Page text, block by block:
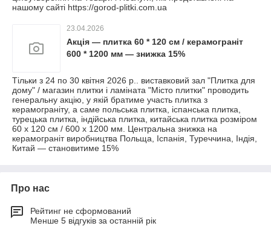
нашому сайті https://gorod-plitki.com.ua
23.04.2026
Акція — плитка 60 * 120 см / керамограніт
600 * 1200 мм — знижка 15%
Тільки з 24 по 30 квітня 2026 р.. виставковий зал "Плитка для
дому" / магазин плитки і ламіната "Місто плитки" проводить
генеральну акцію, у якій братиме участь плитка з
керамограніту, а саме польська плитка, іспанська плитка,
турецька плитка, індійська плитка, китайська плитка розміром
60 х 120 см / 600 х 1200 мм. Центральна знижка на
керамограніт виробництва Польща, Іспанія, Туреччина, Індія,
Китай — становитиме 15%
Про нас
Рейтинг не сформований
Менше 5 відгуків за останній рік